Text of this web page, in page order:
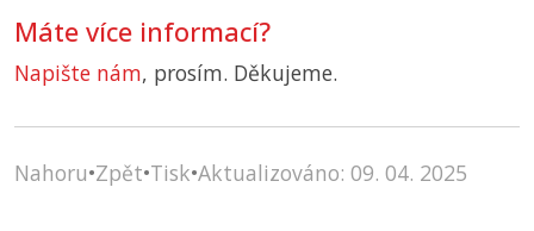
Máte více informací?
Napište nám, prosím. Děkujeme.
Nahoru•Zpět•Tisk•Aktualizováno: 09. 04. 2025